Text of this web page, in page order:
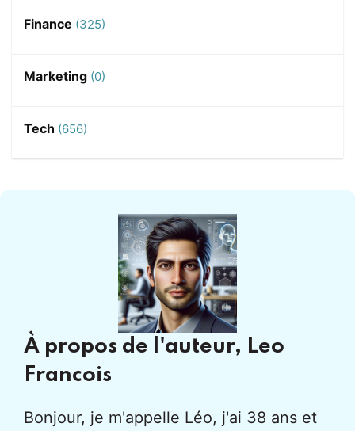
Finance (325)
Marketing (0)
Tech (656)
À propos de l'auteur, Leo
Francois
Bonjour, je m'appelle Léo, j'ai 38 ans et